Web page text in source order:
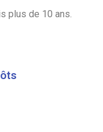
plus de 10 ans.